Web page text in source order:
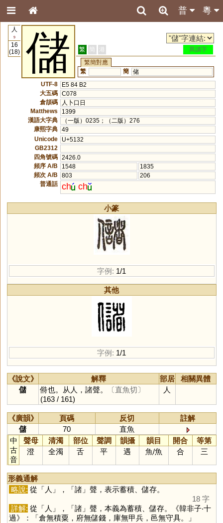
粵
普
人
9
16
(18)
儲 繁 簡 港
異讀字
繁簡對應
繁
簡 储
UTF-8
E5 84 B2
大五碼 C078
倉頡碼
人卜口日
Matthews
1399
漢語大字典
（一版）0235；（二版）276
康熙字典 49
Unicode
U+5132
GB2312
四角號碼 2426.0
頻序 A/B
1548
1835
頻次 A/B
803
206
普通話 ch ch
小篆
字例: 1/1
其他
字例: 1/1
《說文》 解釋 部居
相關異體
儲
偫也。从人，諸聲。
〔直魚切〕
(163 / 161)
人
《廣韻》 頁碼 反切
註解
儲
70
直魚
中
古
音
聲母 清濁 部位 聲調 韻攝 韻目 開合
等第
澄
全濁 舌 平 遇 魚/魚 合 三
形義通解
略說: 從「人 」，「諸」聲，表示蓄積、儲存。
18 字
詳解: 從「人 」，「諸」聲，本義為蓄積、儲存。《韓非子‧十
過》：「倉無積粟，府無儲錢，庫無甲兵，邑無守具。」